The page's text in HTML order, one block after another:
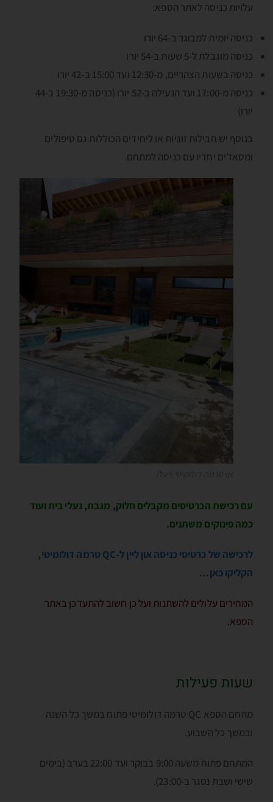
עלויות כניסה לאתר הספא:
כניסה יומית למבוגר ב-64 יורו
כניסה מוגבלת ל-5 שעות ב-54 יורו
כניסה בשעות הצהריים, מ-12:30 ועד 15:00 ב-42 יורו
כניסה מ-17:00 ועד הנעילה ב-52 יורו (כניסה מ-19:30 ב-44
יורו)
בנוסף יש חבילות זוגיות או ליחידים הכוללות גם טיפולים
ומסאז'ים יחדיו עם כניסה למתחם.
עם רכישת הכרטיסים מקבלים חלוק, מגבת, נעלי בית ועוד
כמה פינוקים משתנים.
לרכישה של כרטיסי כניסה און ליין ל-QC טרמה דולומיטי,
הקליקו כאן…
המחירים עלולים להשתנות ועל כן חשוב להתעדכן באתר
הספא.
שעות פעילות
מתחם הספא QC טרמה דולומיטי פתוח במשך כל השנה
ובמשך כל השבוע.
המתחם פתוח משעה 9:00 בבוקר ועד 22:00 בערב (בימים
שישי ושבת נסגר ב-23:00).